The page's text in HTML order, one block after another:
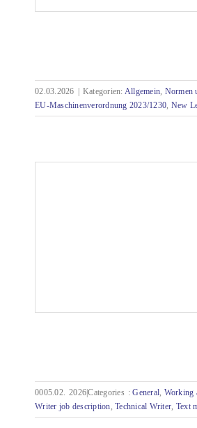
Changes to Publication
EU
02.03.2026 Kategorien: Allgemein, Normen
EU-Maschinenverordnung 2023/1230, New
The Bridge Between
Technology
0005.02. 2026|Categories :General, Working
Writer job description,Technical Writer, Text